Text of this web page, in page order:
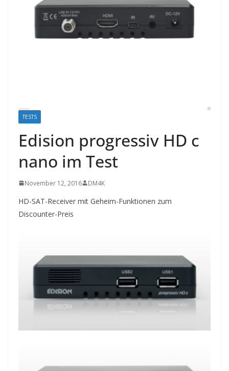
TESTS
Edision progressiv HD c
nano im Test
November 12, 2016 DM4K
HD-SAT-Receiver mit Geheim-Funktionen zum
Discounter-Preis